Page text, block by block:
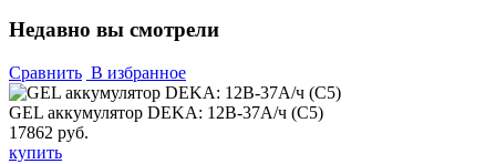
Недавно вы смотрели
Сравнить В избранное
GEL аккумулятор DEKA: 12В-37А/ч (С5)
17862 руб.
купить